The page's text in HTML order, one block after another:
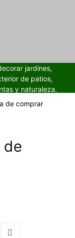
jardines,
de patios,
y naturaleza.
de comprar
de